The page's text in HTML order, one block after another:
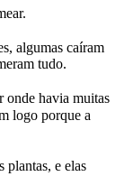
algumas caíram
tudo.
onde havia muitas
logo porque a
plantas, e elas